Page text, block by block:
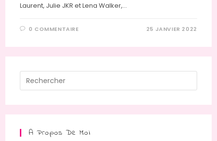
Laurent, Julie JKR et Lena Walker,…
0 COMMENTAIRE 25 JANVIER 2022
A Propos De Moi